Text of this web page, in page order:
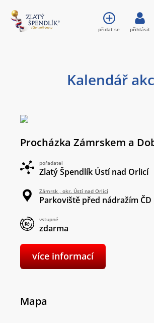
Kalendář
Procházka Zámrskem a
pořadatel
Zlatý Špendlík Ústí nad Orlicí
Zámrsk , okr. Ústí nad Orlicí
Parkoviště před nádražím ČD
vstupné
zdarma
více informací
Mapa
přidat se přihlásit